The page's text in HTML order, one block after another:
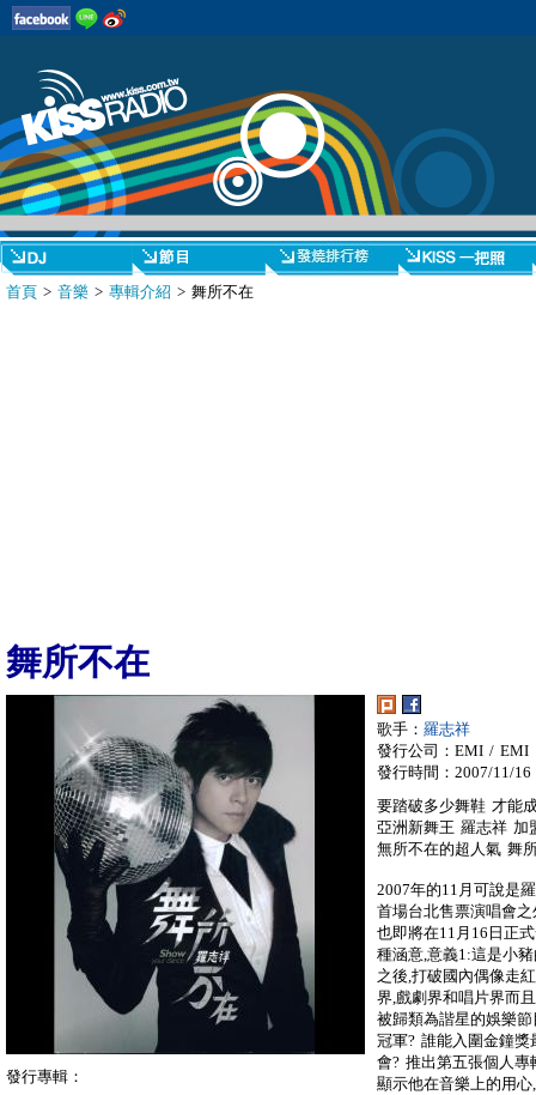
首頁 > 音樂 > 專輯介紹 > 舞所不在
舞所不在
歌手： 羅志祥
發行公司：EMI / EMI
發行時間：2007/11/16
要踏破多少舞鞋 才能
亞洲新舞王 羅志祥 加
無所不在的超人氣 舞
2007年的11月可說是
首場台北售票演唱會
也即將在11月16日正
種涵意,意義1:這是小
之後,打破國內偶像走
界,戲劇界和唱片界而
被歸類為諧星的娛樂
冠軍? 誰能入圍金鐘獎
會? 推出第五張個人專
顯示他在音樂上的用
發行專輯：